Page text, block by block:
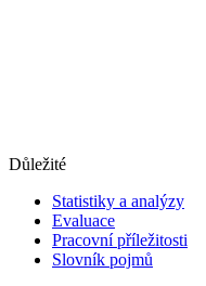
Důležité
Statistiky a analýzy
Evaluace
Pracovní příležitosti
Slovník pojmů